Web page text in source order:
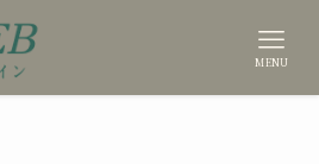
MENU